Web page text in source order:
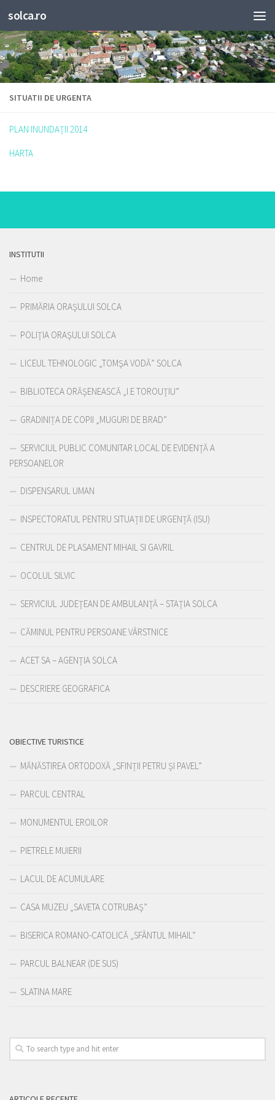
solca.ro
SITUATII DE URGENTA
PLAN INUNDAŢII 2014
HARTA
INSTITUTII
Home
PRIMĂRIA ORAŞULUI SOLCA
POLIŢIA ORAŞULUI SOLCA
LICEUL TEHNOLOGIC „TOMŞA VODĂ” SOLCA
BIBLIOTECA ORĂŞENEASCĂ „I.E TOROUŢIU”
GRADINIȚA DE COPII „MUGURI DE BRAD”
SERVICIUL PUBLIC COMUNITAR LOCAL DE EVIDENŢĂ A
PERSOANELOR
DISPENSARUL UMAN
INSPECTORATUL PENTRU SITUAȚII DE URGENȚĂ (ISU)
CENTRUL DE PLASAMENT MIHAIL SI GAVRIL
OCOLUL SILVIC
SERVICIUL JUDEŢEAN DE AMBULANŢĂ – STAŢIA SOLCA
CĂMINUL PENTRU PERSOANE VÂRSTNICE
ACET SA – AGENŢIA SOLCA
DESCRIERE GEOGRAFICA
OBIECTIVE TURISTICE
MĂNĂSTIREA ORTODOXĂ „SFINȚII PETRU ȘI PAVEL”
PARCUL CENTRAL
MONUMENTUL EROILOR
PIETRELE MUIERII
LACUL DE ACUMULARE
CASA MUZEU „SAVETA COTRUBAŞ”
BISERICA ROMANO-CATOLICĂ „SFÂNTUL MIHAIL”
PARCUL BALNEAR (DE SUS)
SLATINA MARE